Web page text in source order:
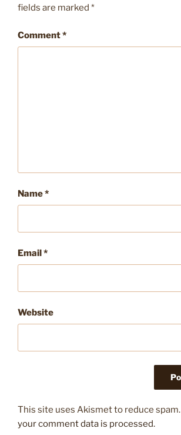
fields are marked *
Comment*
Name*
Email*
Website
This site uses Akismet to reduce spam.
your comment data is processed.